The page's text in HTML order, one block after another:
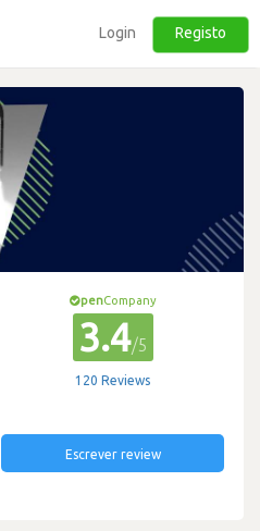
Login Registo
penCompany
3.4/5
120 Reviews
Escrever review